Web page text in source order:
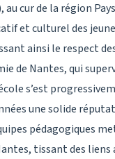
cur de la région
et culturel des
ainsi le respect
de Nantes, qui
s’est
une solide
pédagogiques
tissant des